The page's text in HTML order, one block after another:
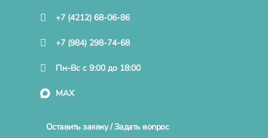
+7 (4212) 68-06-86
+7 (984) 298-74-68
Пн-Вс с 9:00 до 18:00
MAX
Оставить заявку / Задать вопрос